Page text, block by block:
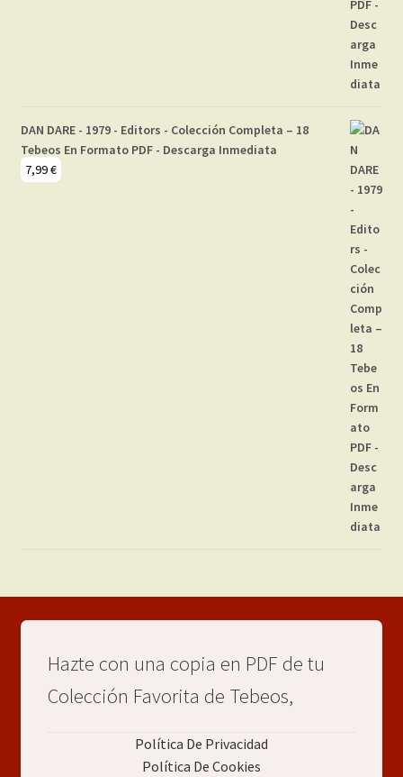
DAN DARE - 1979 - Editors - Colección Completa – 18
Tebeos En Formato PDF - Descarga Inmediata
7,99€
Hazte con una copia en PDF de tu
Colección Favorita de Tebeos,
Política De Privacidad
Política De Cookies